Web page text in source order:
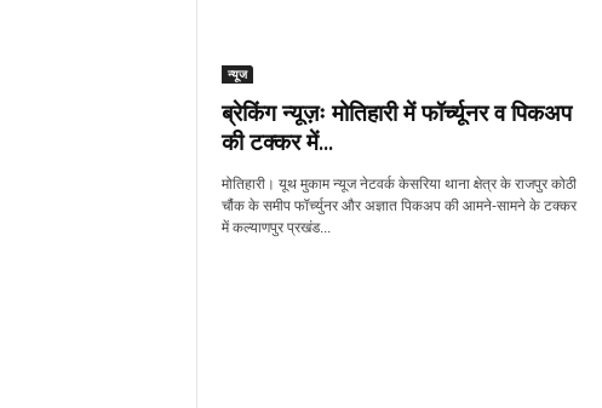
न्यूज
ब्रेकिंग न्यूज़ः मोतिहारी में फॉर्च्यूनर व पिकअप
की टक्कर में...
मोतिहारी। यूथ मुकाम न्यूज नेटवर्क केसरिया थाना क्षेत्र के राजपुर कोठी
चौंक के समीप फॉर्च्युनर और अज्ञात पिकअप की आमने-सामने के टक्कर
में कल्याणपुर प्रखंड...